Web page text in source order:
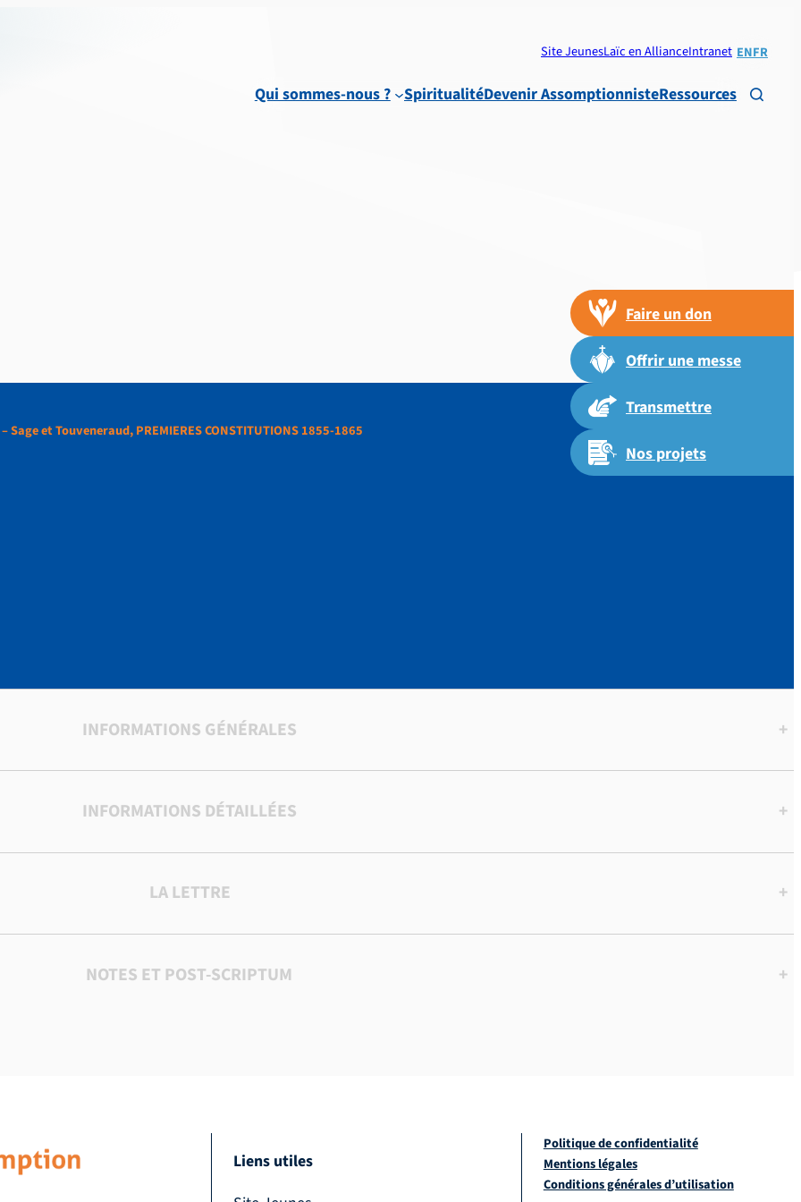
Site JeunesLaïc en AllianceIntranet ENFR
Qui sommes-nous ? SpiritualitéDevenir AssomptionnisteRessources 
Faire un don
Offrir une messe
Transmettre
Nos projets
Sage et Touveneraud, PREMIERES CONSTITUTIONS 1855-1865
INFORMATIONS GÉNÉRALES +
INFORMATIONS DÉTAILLÉES +
LA LETTRE +
NOTES ET POST-SCRIPTUM +
Liens utiles
Politique de confidentialité
Mentions légales
Conditions générales d’utilisation